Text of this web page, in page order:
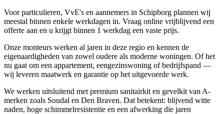
Voor particulieren, VvE's en aannemers in Schipborg plannen wij
meestal binnen enkele werkdagen in. Vraag online vrijblijvend een
offerte aan en u krijgt binnen 1 werkdag een vaste prijs.
Onze monteurs werken al jaren in deze regio en kennen de
eigenaardigheden van zowel oudere als moderne woningen. Of het
nu gaat om een appartement, eengezinswoning of bedrijfspand —
wij leveren maatwerk en garantie op het uitgevoerde werk.
We werken uitsluitend met premium sanitairkit en gevelkit van A-
merken zoals Soudal en Den Braven. Dat betekent: blijvend witte
naden, hoge schimmelresistentie en een afwerking die jaren